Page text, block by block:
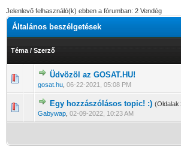
Jelenlevő felhasználó(k) ebben a fórumban: 2 Vendég
Általános beszélgetések
Téma / Szerző
Üdvözöl az GOSAT.HU!
gosat.hu 06-22-2021, 05:08 PM
0 Szavazat - 0 / 5 átlagban
1
Egy hozzászólásos topic! :) (Oldalak:
Gabywap 02-09-2022, 10:23 AM
0 Szavazat - 0 / 5 átlagban
123 45